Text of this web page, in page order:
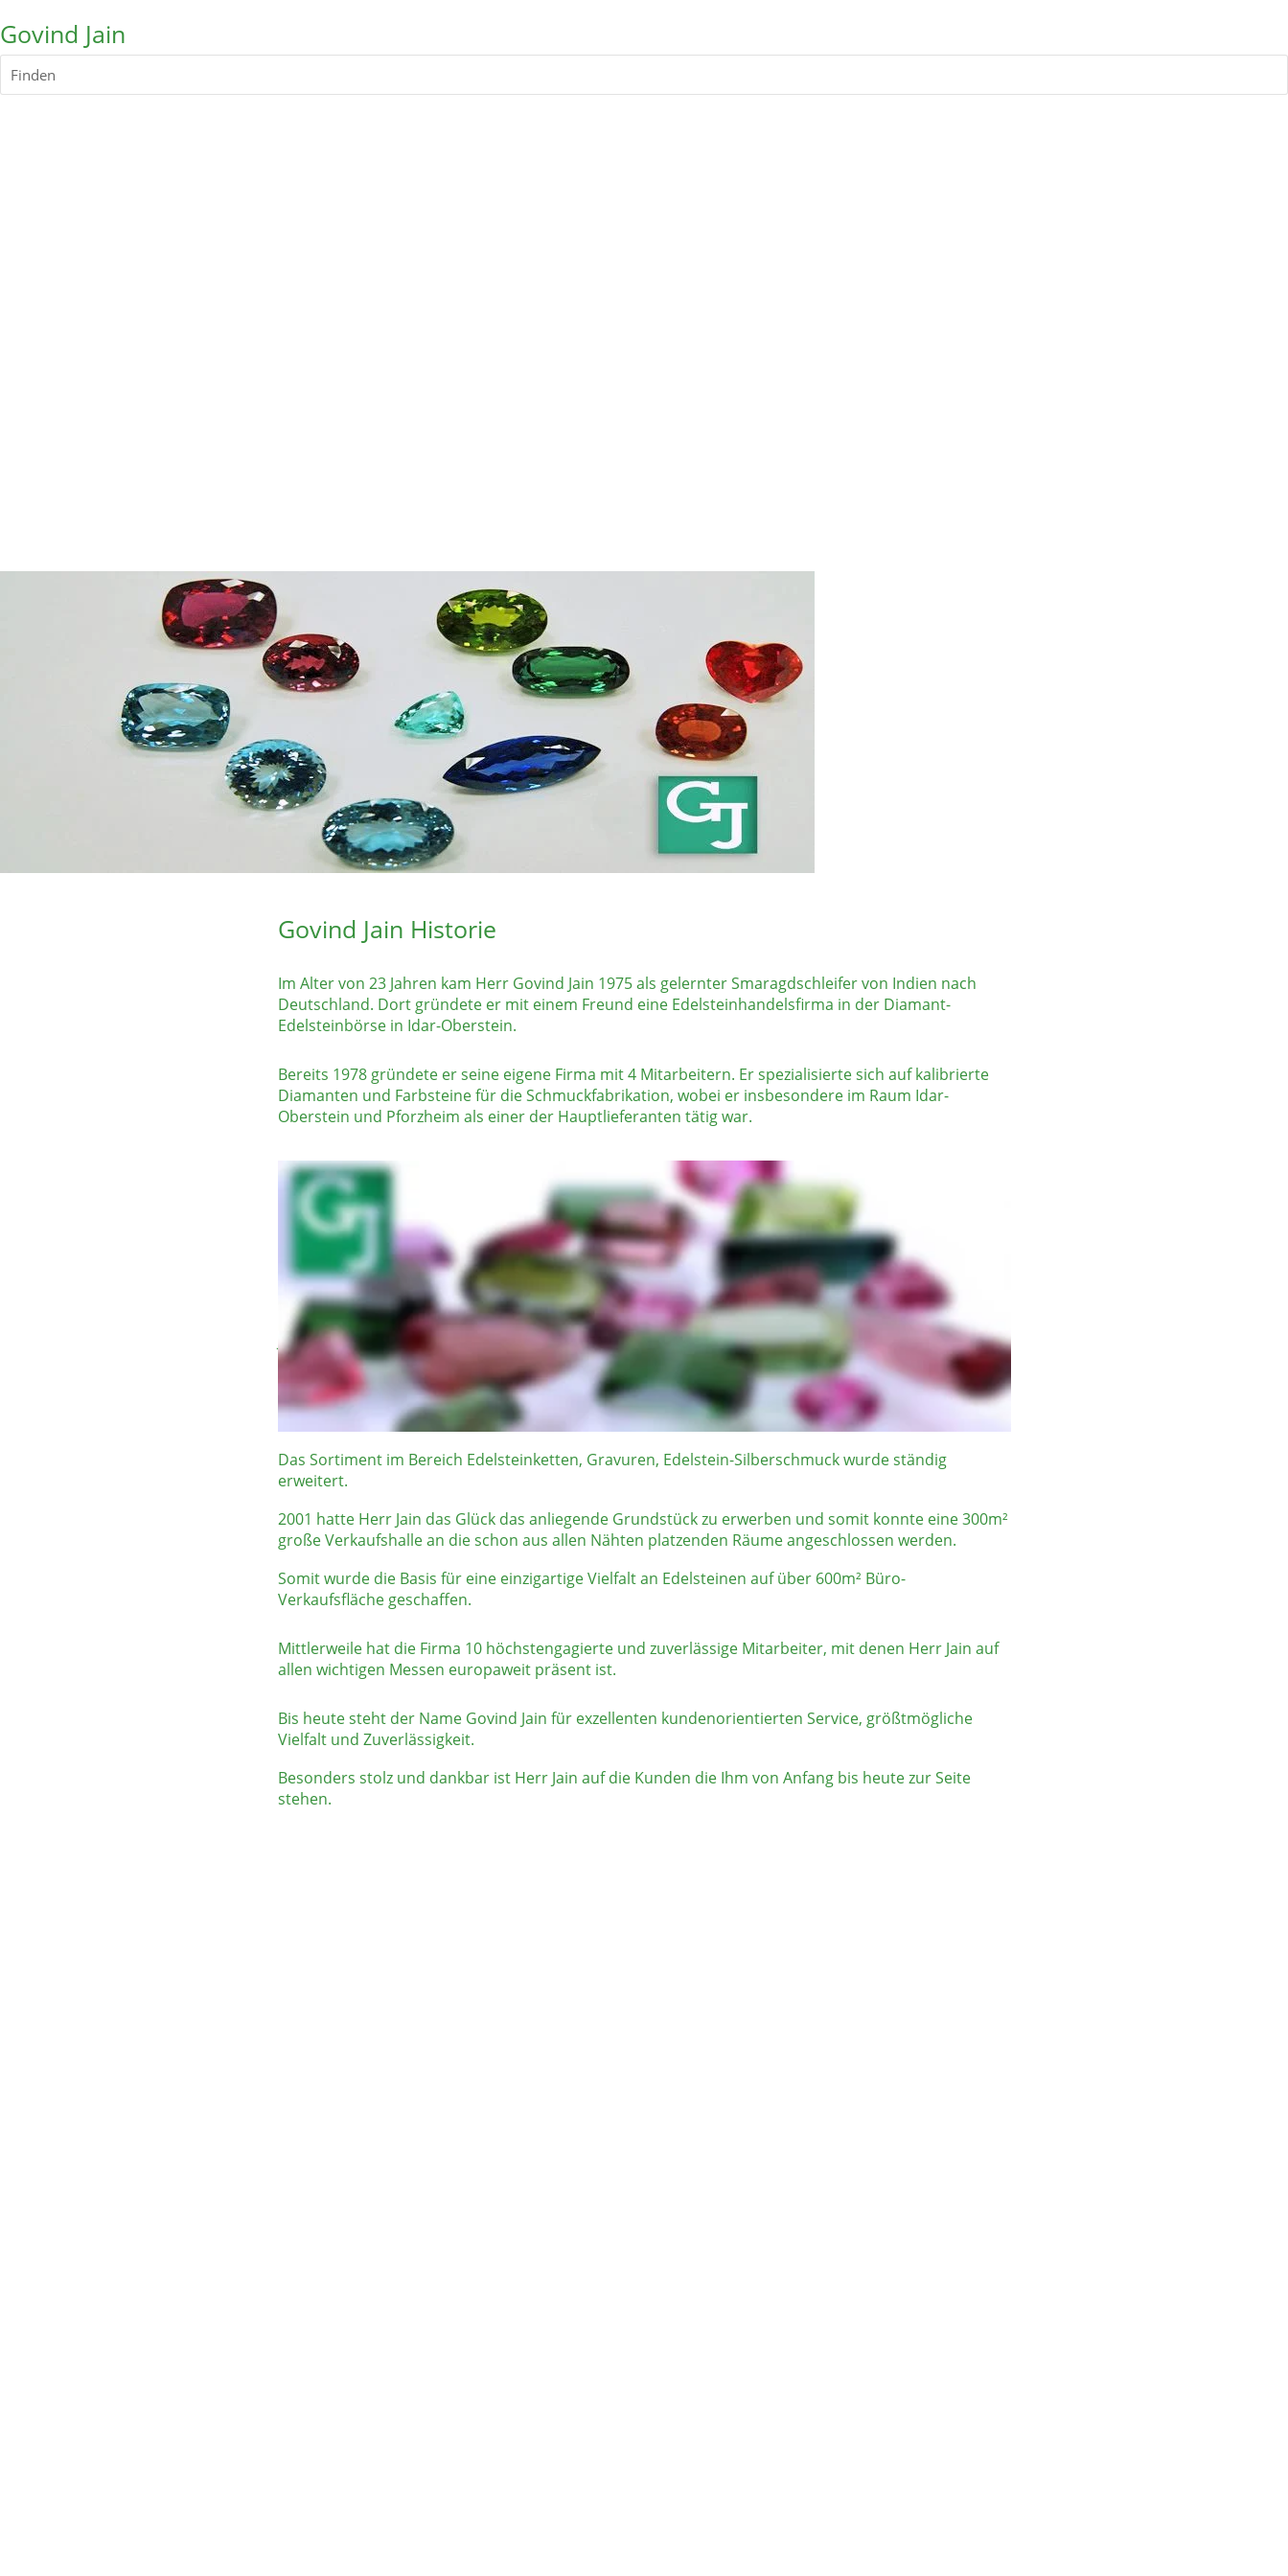
Govind Jain
Finden
Govind Jain Historie
Im Alter von 23 Jahren kam Herr Govind Jain 1975 als gelernter Smaragdschleifer von Indien nach
Deutschland. Dort gründete er mit einem Freund eine Edelsteinhandelsfirma in der Diamant-
Edelsteinbörse in Idar-Oberstein.
Bereits 1978 gründete er seine eigene Firma mit 4 Mitarbeitern. Er spezialisierte sich auf kalibrierte
Diamanten und Farbsteine für die Schmuckfabrikation, wobei er insbesondere im Raum Idar-
Oberstein und Pforzheim als einer der Hauptlieferanten tätig war.
1980 kam sein Sohn Vikas Jain auf die Welt.
Dieser begleitete nun ständig seine Eltern auf Geschäftsreisen quer durch Deutschland.
Das Sortiment wurde stets auf sämtliche Farbsteine sowie Edelsteinketten erweitert.
Da die vorhandenen Räume in der Diamant-Edelsteinbörse nun zu klein wurden, entschied sich Herr
Jain, in das schon 1987 gekaufte Haus in der Mainzerstrasse umzuziehen, wo er bis heute tätig ist.
Nach dem Hochschulabschluss 1998 entschied sich sein Sohn Vikas Jain mit in die Firma einzusteigen,
und von nun an die Geschäfte zusammen mit seinem Vater fortzuführen.
Das Sortiment im Bereich Edelsteinketten, Gravuren, Edelstein-Silberschmuck wurde ständig
erweitert.
2001 hatte Herr Jain das Glück das anliegende Grundstück zu erwerben und somit konnte eine 300m²
große Verkaufshalle an die schon aus allen Nähten platzenden Räume angeschlossen werden.
Somit wurde die Basis für eine einzigartige Vielfalt an Edelsteinen auf über 600m² Büro-
Verkaufsfläche geschaffen.
Mittlerweile hat die Firma 10 höchstengagierte und zuverlässige Mitarbeiter, mit denen Herr Jain auf
allen wichtigen Messen europaweit präsent ist.
Bis heute steht der Name Govind Jain für exzellenten kundenorientierten Service, größtmögliche
Vielfalt und Zuverlässigkeit.
Besonders stolz und dankbar ist Herr Jain auf die Kunden die Ihm von Anfang bis heute zur Seite
stehen.